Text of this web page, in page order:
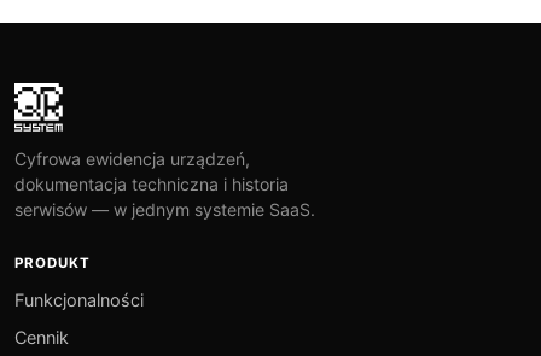
Cyfrowa ewidencja urządzeń,
dokumentacja techniczna i historia
serwisów — w jednym systemie SaaS.
PRODUKT
Funkcjonalności
Cennik